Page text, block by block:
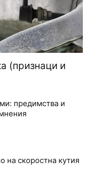
(признаци и
предимства и
на скоростна кутия